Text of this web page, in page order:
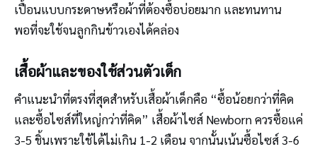
เปื้อนแบบกระดาษหรือผ้าที่ต้องซื้อบ่อยมาก และทนทาน
พอที่จะใช้จนลูกกินข้าวเองได้คล่อง
เสื้อผ้าและของใช้ส่วนตัวเด็ก
คำแนะนำที่ตรงที่สุดสำหรับเสื้อผ้าเด็กคือ “ซื้อน้อยกว่าที่คิด
และซื้อไซส์ที่ใหญ่กว่าที่คิด” เสื้อผ้าไซส์ Newborn ควรซื้อแค่
3-5 ชิ้นเพราะใช้ได้ไม่เกิน 1-2 เดือน จากนั้นเน้นซื้อไซส์ 3-6